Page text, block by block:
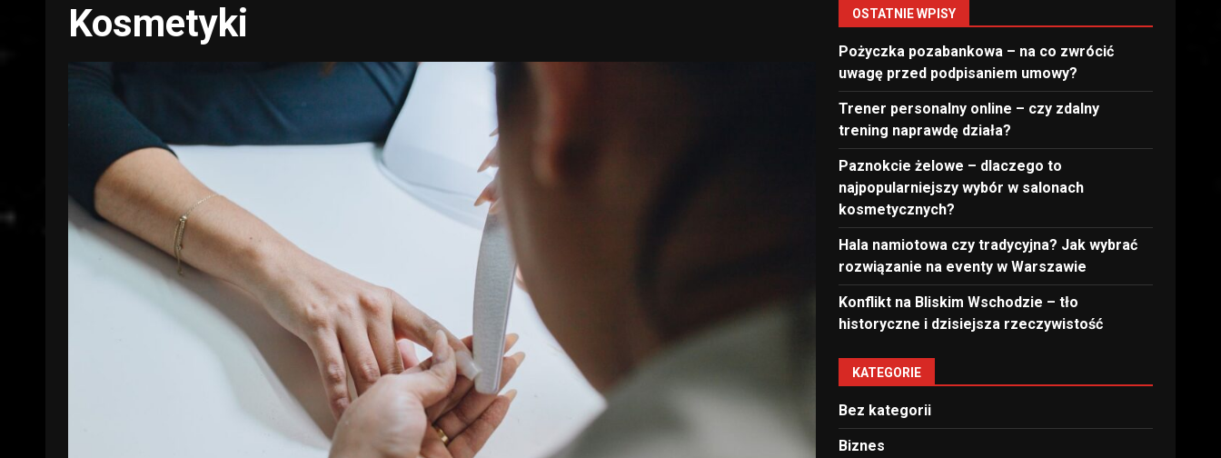
Kosmetyki OSTATNIE WPISY
Pożyczka pozabankowa – na co zwrócić
uwagę przed podpisaniem umowy?
Trener personalny online – czy zdalny
trening naprawdę działa?
Paznokcie żelowe – dlaczego to
najpopularniejszy wybór w salonach
kosmetycznych?
Hala namiotowa czy tradycyjna? Jak wybrać
rozwiązanie na eventy w Warszawie
Konflikt na Bliskim Wschodzie – tło
historyczne i dzisiejsza rzeczywistość
KATEGORIE
Bez kategorii
Biznes